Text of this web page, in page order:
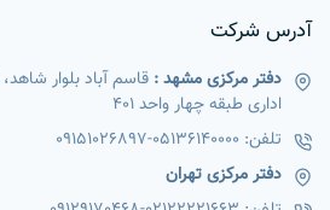
آدرس شرکت
دفتر مرکزی مشهد :
اداری طبقه چهار واحد 401
تلفن: 05136140000
-
09151026897
دفتر مرکزی تهران